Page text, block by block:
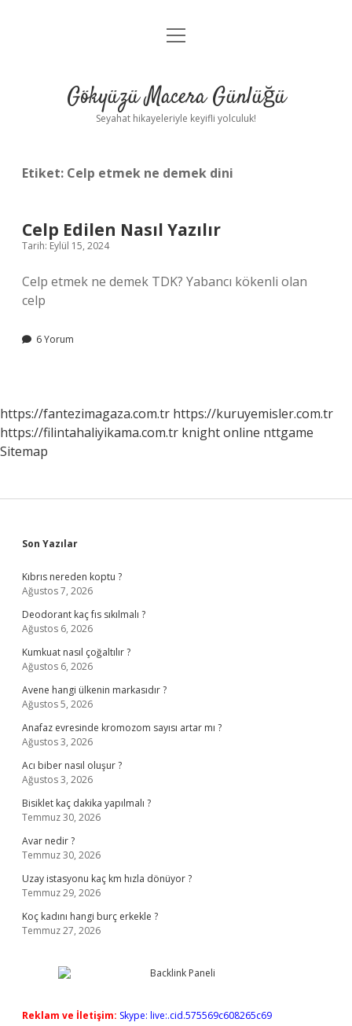
Anasayfa
Yasal Uyarı
menüyü
Gökyüzü Macera Günlüğü
Seyahat hikayeleriyle keyifli yolculuk!
Etiket: Celp etmek ne demek dini
Celp Edilen Nasıl Yazılır
Tarih: Eylül 15, 2024
Celp etmek ne demek TDK? Yabancı kökenli olan
celp
6 Yorum
https://fantezimagaza.com.tr https://kuruyemisler.com.tr
https://filintahaliyikama.com.tr knight online nttgame
Sitemap
Sidebar
Son Yazılar
Kıbrıs nereden koptu ?
Ağustos 7, 2026
Deodorant kaç fıs sıkılmalı ?
Ağustos 6, 2026
Kumkuat nasıl çoğaltılır ?
Ağustos 6, 2026
Avene hangi ülkenin markasıdır ?
Ağustos 5, 2026
Anafaz evresinde kromozom sayısı artar mı ?
Ağustos 3, 2026
Acı biber nasıl oluşur ?
Ağustos 3, 2026
Bisiklet kaç dakika yapılmalı ?
Temmuz 30, 2026
Avar nedir ?
Temmuz 30, 2026
Uzay istasyonu kaç km hızla dönüyor ?
Temmuz 29, 2026
Koç kadını hangi burç erkekle ?
Temmuz 27, 2026
Reklam ve İletişim: Skype: live:.cid.575569c608265c69